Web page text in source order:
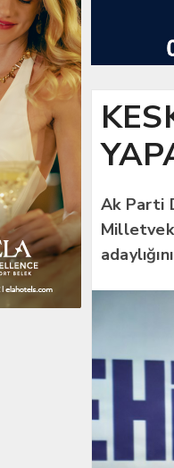
Ak Parti